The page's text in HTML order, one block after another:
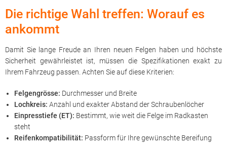
Die richtige Wahl treffen: Worauf es
ankommt
Damit Sie lange Freude an Ihren neuen Felgen haben und höchste
Sicherheit gewährleistet ist, müssen die Spezifikationen exakt zu
Ihrem Fahrzeug passen. Achten Sie auf diese Kriterien:
Felgengrösse: Durchmesser und Breite
Lochkreis: Anzahl und exakter Abstand der Schraubenlöcher
Einpresstiefe (ET): Bestimmt, wie weit die Felge im Radkasten
steht
Reifenkompatibilität: Passform für Ihre gewünschte Bereifung